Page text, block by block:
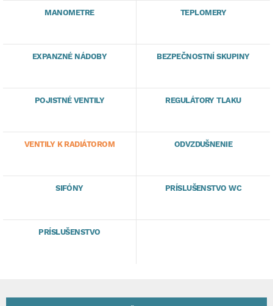
MANOMETRE TEPLOMERY
EXPANZNÉ NÁDOBY BEZPEČNOSTNÍ SKUPINY
POJISTNÉ VENTILY REGULÁTORY TLAKU
VENTILY K RADIÁTOROM ODVZDUŠNENIE
SIFÓNY PRÍSLUŠENSTVO WC
PRÍSLUŠENSTVO